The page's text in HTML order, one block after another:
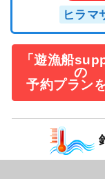
ヒラマ
「遊漁船
の
予約プラン